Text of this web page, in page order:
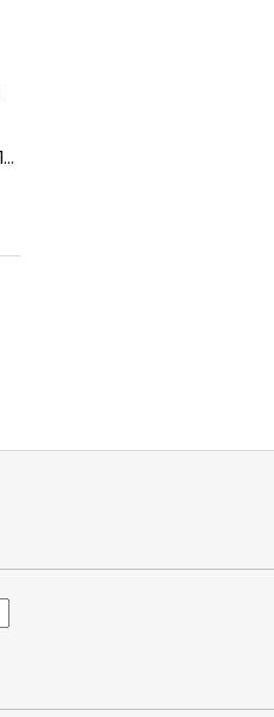
INSTANTNÉ REZANCE BULDAK Hot Chicken 140g